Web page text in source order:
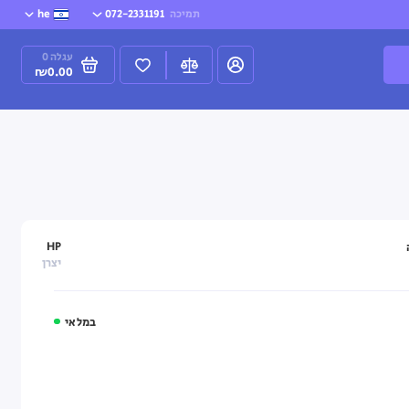
תמיכה 072-2331191
he
עגלה 0
₪0.00
במלאי
HP
יצרן